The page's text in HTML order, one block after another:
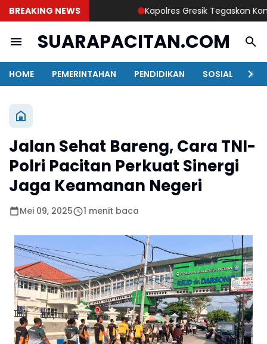
BREAKING NEWS Kapolres Gresik Tegaskan
SUARAPACITAN.COM
HOME PEMERINTAHAN PENDIDIKAN SOSIAL
Jalan Sehat Bareng, Cara TNI-
Polri Pacitan Perkuat Sinergi
Jaga Keamanan Negeri
Mei 09, 2025 1 menit baca